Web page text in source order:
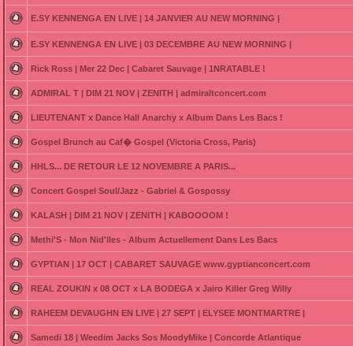
E.SY KENNENGA EN LIVE | 14 JANVIER AU NEW MORNING |
E.SY KENNENGA EN LIVE | 03 DECEMBRE AU NEW MORNING |
Rick Ross | Mer 22 Dec | Cabaret Sauvage | 1NRATABLE !
ADMIRAL T | DIM 21 NOV | ZENITH | admiraltconcert.com
LIEUTENANT x Dance Hall Anarchy x Album Dans Les Bacs !
Gospel Brunch au Caf� Gospel (Victoria Cross, Paris)
HHLS... DE RETOUR LE 12 NOVEMBRE A PARIS...
Concert Gospel Soul/Jazz - Gabriel & Gospossy
KALASH | DIM 21 NOV | ZENITH | KABOOOOM !
Methi'S - Mon Nid'Iles - Album Actuellement Dans Les Bacs
GYPTIAN | 17 OCT | CABARET SAUVAGE www.gyptianconcert.com
REAL ZOUKIN x 08 OCT x LA BODEGA x Jairo Killer Greg Willy
RAHEEM DEVAUGHN EN LIVE | 27 SEPT | ELYSEE MONTMARTRE |
Samedi 18 | Weedim Jacks Sos MoodyMike | Concorde Atlantique